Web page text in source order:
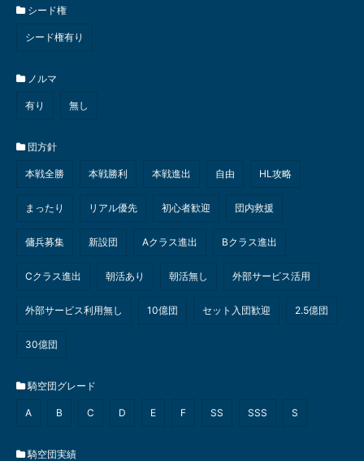
シード権
シード権有り
ノルマ
有り 無し
団方針
本戦全勝 本戦勝利 本戦進出 自由 HL攻略
まったり リアル優先 初心者歓迎 団内救援
傭兵募集 新設団 Aクラス進出 Bクラス進出
Cクラス進出 朝活あり 朝活無し 外部サービス活用
外部サービス利用無し 10億団 セット入団歓迎 2.5億団
30億団
騎空団グレード
A B C D E F SS SSS S
騎空団実績